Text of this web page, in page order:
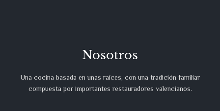
Nosotros
Una cocina basada en unas raíces, con una tradición familiar
compuesta por importantes restauradores valencianos.